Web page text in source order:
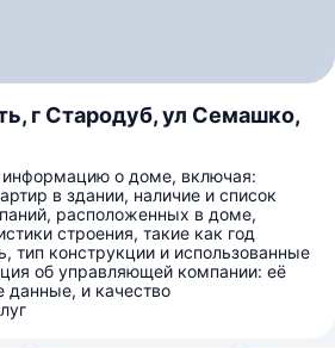
г Стародуб, ул Семашко,
информацию о доме, включая:
в здании, наличие и список
расположенных в доме,
строения, такие как год
тип конструкции и использованные
об управляющей компании: её
данные, и качество